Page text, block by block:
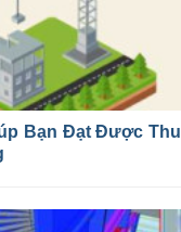
Bạn Đạt Được Thu